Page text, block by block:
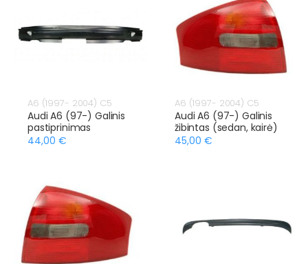
A6 (1997- 2004) C5
Audi A6 (97-) Galinis
pastiprinimas
44,00 €
A6 (1997- 2004) C5
Audi A6 (97-) Galinis
žibintas (sedan, kairė)
45,00 €